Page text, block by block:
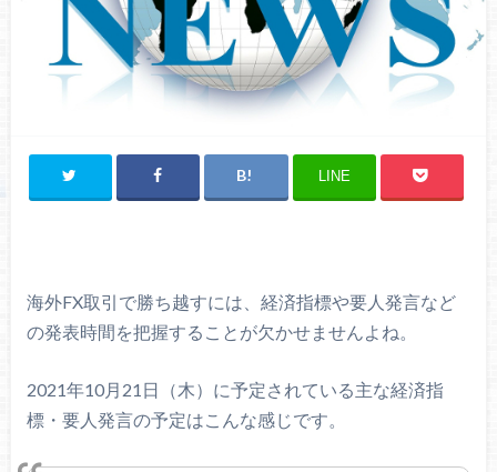
LINE
海外FX取引で勝ち越すには、経済指標や要人発言など
の発表時間を把握することが欠かせませんよね。
2021年10月21日（木）に予定されている主な経済指
標・要人発言の予定はこんな感じです。